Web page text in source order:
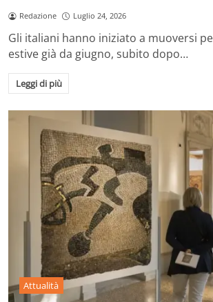
Redazione Luglio 24, 2026
Gli italiani hanno iniziato a muoversi
estive già da giugno, subito dopo…
Leggi di più
Attualità